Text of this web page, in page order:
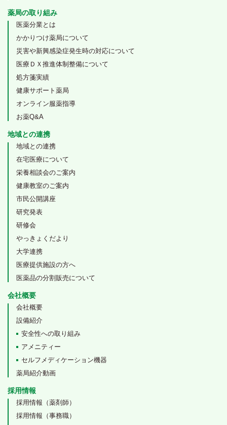
薬局の取り組み
医薬分業とは
かかりつけ薬局について
災害や新興感染症発生時の対応について
医療ＤＸ推進体制整備について
処方箋実績
健康サポート薬局
オンライン服薬指導
お薬Q&A
地域との連携
地域との連携
在宅医療について
栄養相談会のご案内
健康教室のご案内
市民公開講座
研究発表
研修会
やっきょくだより
大学連携
医療提供施設の方へ
医薬品の分割販売について
会社概要
会社概要
設備紹介
安全性への取り組み
アメニティー
セルフメディケーション機器
薬局紹介動画
採用情報
採用情報（薬剤師）
採用情報（事務職）